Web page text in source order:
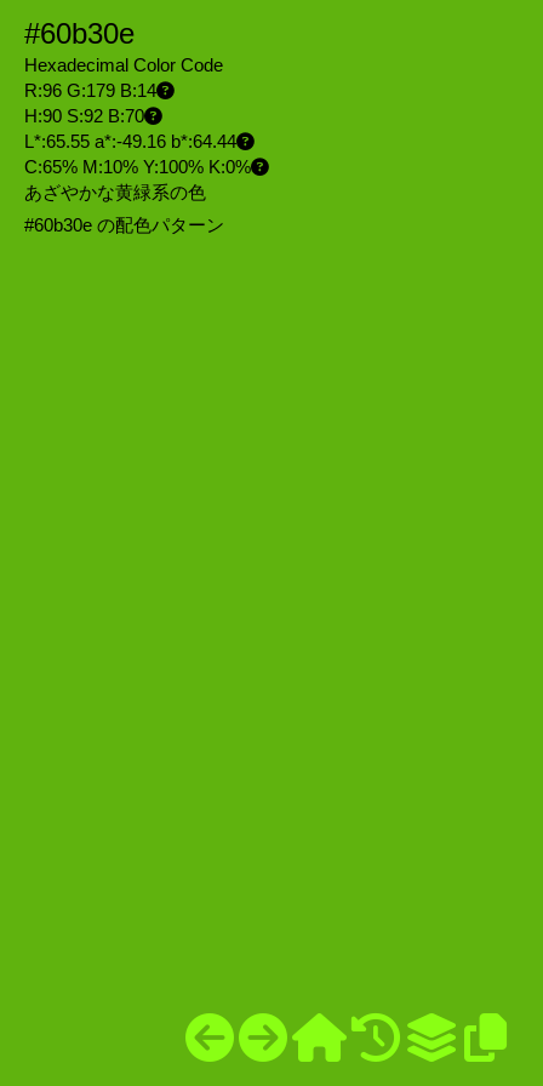
#60b30e
Hexadecimal Color Code
R:96 G:179 B:14
H:90 S:92 B:70
L*:65.55 a*:-49.16 b*:64.44
C:65% M:10% Y:100% K:0%
あざやかな黄緑系の色
#60b30e の配色パターン